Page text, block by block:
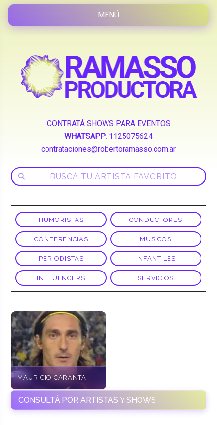
CONTRATÁ SHOWS PARA EVENTOS
WHATSAPP: 1125075624
contrataciones@robertoramasso.com.ar
HUMORISTAS CONDUCTORES
CONFERENCIAS MUSICOS
PERIODISTAS INFANTILES
INFLUENCERS SERVICIOS
MAURICIO CARANTA
CONSULTÁ POR ARTISTAS Y SHOWS